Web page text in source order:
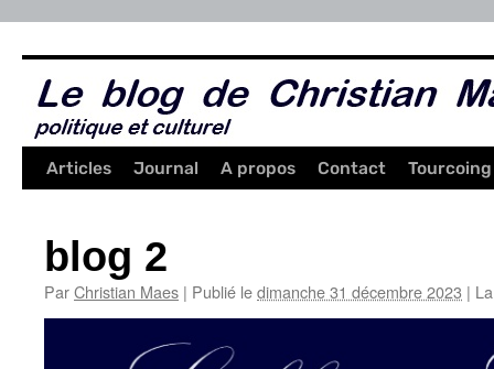
Articles Journal A propos Contact Tourcoing
blog 2
ParChristian Maes | Publié ledimanche 31 décembre 2023 |